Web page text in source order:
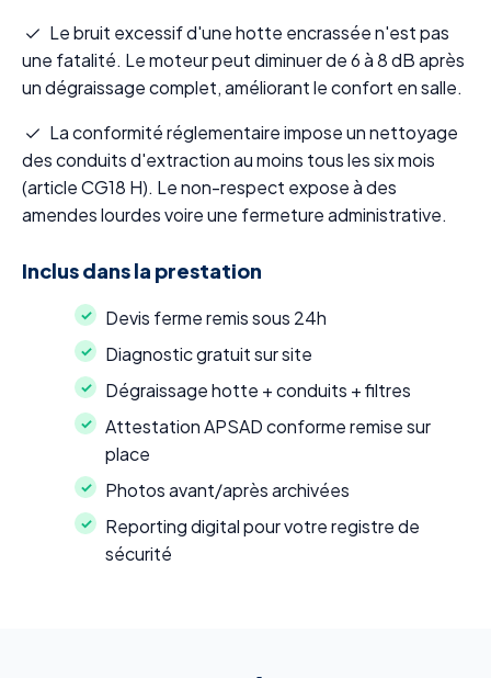
Le bruit excessif d'une hotte encrassée n'est pas
une fatalité. Le moteur peut diminuer de 6 à 8 dB après
un dégraissage complet, améliorant le confort en salle.
La conformité réglementaire impose un nettoyage
des conduits d'extraction au moins tous les six mois
(article CG18 H). Le non-respect expose à des
amendes lourdes voire une fermeture administrative.
Inclus dans la prestation
Devis ferme remis sous 24h
Diagnostic gratuit sur site
Dégraissage hotte + conduits + filtres
Attestation APSAD conforme remise sur
place
Photos avant/après archivées
Reporting digital pour votre registre de
sécurité